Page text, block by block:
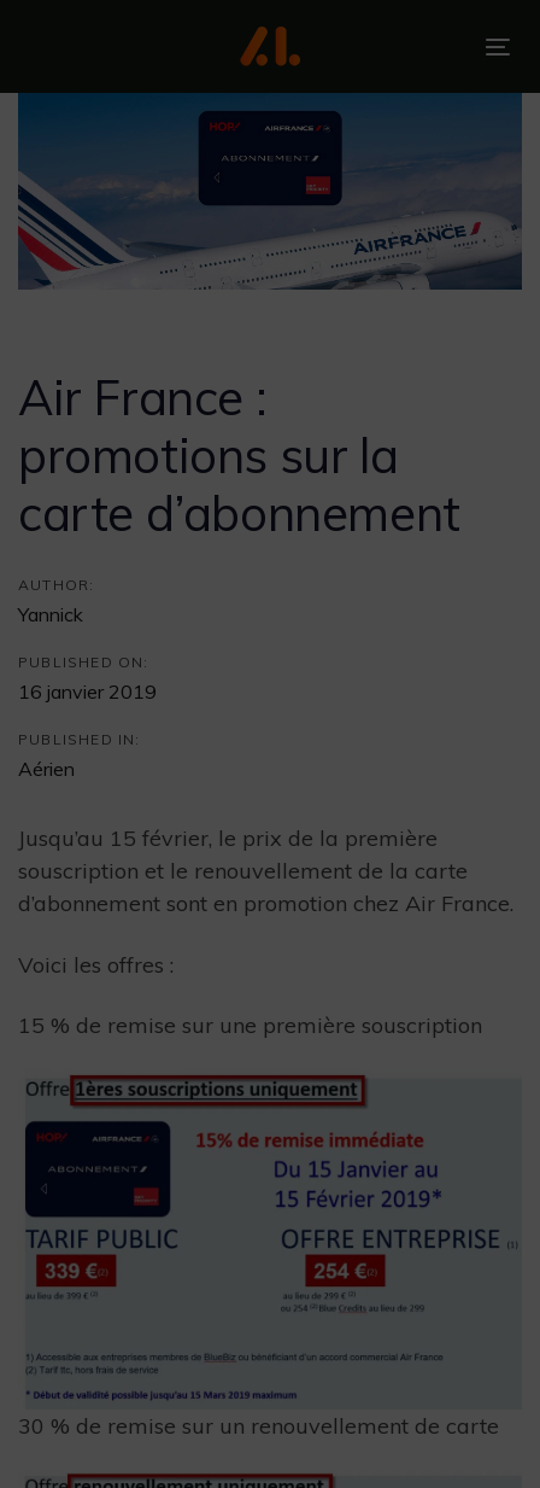
content
Air France :
promotions sur la
carte d’abonnement
AUTHOR:
Yannick
PUBLISHED ON:
16 janvier 2019
PUBLISHED IN:
Aérien
Jusqu’au 15 février, le prix de la première
souscription et le renouvellement de la carte
d’abonnement sont en promotion chez Air France.
Voici les offres :
15 % de remise sur une première souscription
30 % de remise sur un renouvellement de carte
navigation